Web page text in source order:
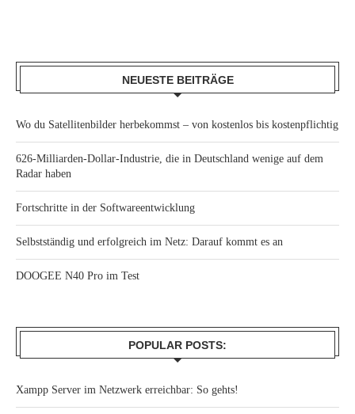
NEUESTE BEITRÄGE
Wo du Satellitenbilder herbekommst – von kostenlos bis kostenpflichtig
626-Milliarden-Dollar-Industrie, die in Deutschland wenige auf dem
Radar haben
Fortschritte in der Softwareentwicklung
Selbstständig und erfolgreich im Netz: Darauf kommt es an
DOOGEE N40 Pro im Test
POPULAR POSTS:
Xampp Server im Netzwerk erreichbar: So gehts!